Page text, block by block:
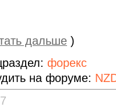
дальше )
форекс
на форуме: